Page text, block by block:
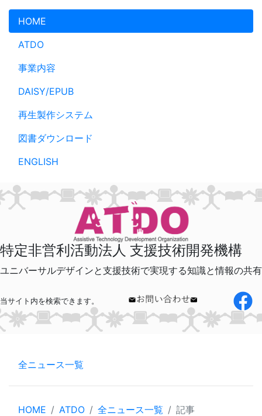
メインコンテンツへスキップ
HOME
ATDO
事業内容
DAISY/EPUB
再生製作システム
図書ダウンロード
ENGLISH
特定非営利活動法人 支援技術開発機構
ユニバーサルデザインと支援技術で実現する知識と情報の共有
当サイト内を検索できます。
全ニュース一覧
HOME ATDO 全ニュース一覧 記事